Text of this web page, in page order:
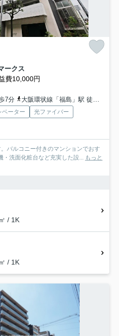
ークス
費10,000円
7分
大阪環状線「福島」駅 徒歩13分
ベーター
光ファイバー
バルコニー付きのマンションでおす
・洗面化粧台など充実した設... もっと
/ 1K
/ 1K